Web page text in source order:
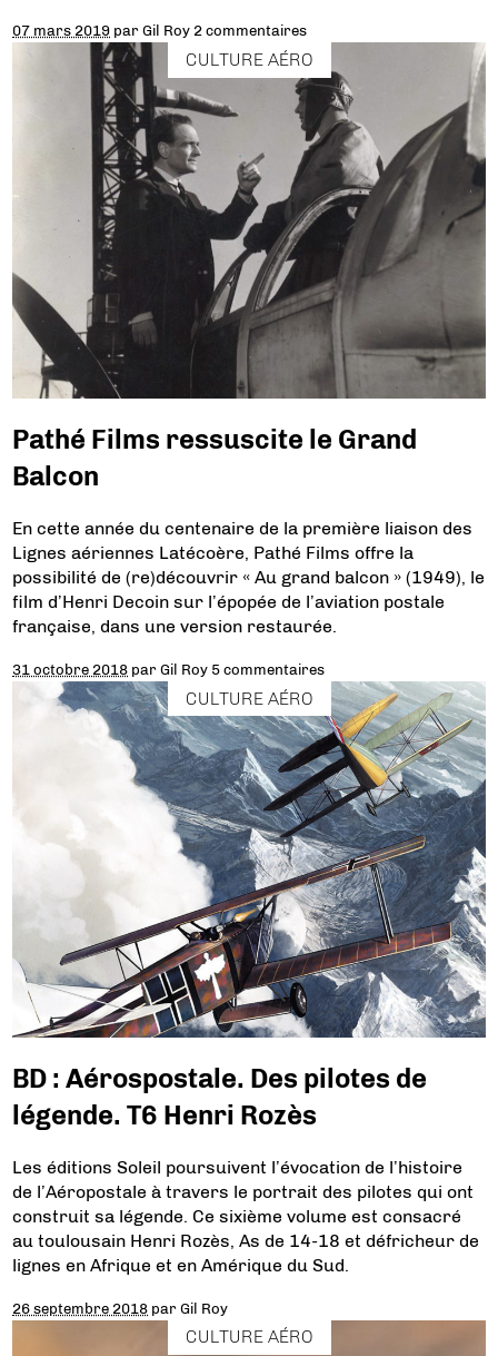
07 mars 2019 parGil Roy 2 commentaires
CULTURE AÉRO
Pathé Films ressuscite le Grand
Balcon
En cette année du centenaire de la première liaison des
Lignes aériennes Latécoère, Pathé Films offre la
possibilité de (re)découvrir « Au grand balcon » (1949), le
film d’Henri Decoin sur l’épopée de l’aviation postale
française, dans une version restaurée.
31 octobre 2018 parGil Roy 5 commentaires
CULTURE AÉRO
BD : Aérospostale. Des pilotes de
légende. T6 Henri Rozès
Les éditions Soleil poursuivent l’évocation de l’histoire
de l’Aéropostale à travers le portrait des pilotes qui ont
construit sa légende. Ce sixième volume est consacré
au toulousain Henri Rozès, As de 14-18 et défricheur de
lignes en Afrique et en Amérique du Sud.
26 septembre 2018 parGil Roy
CULTURE AÉRO